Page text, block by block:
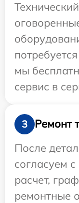
мы
сервис в
3
Ремонт
После
согласуем
расчет,
ремонтные